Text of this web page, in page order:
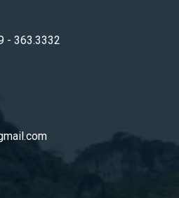
- 363.3332